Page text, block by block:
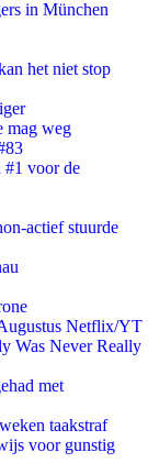
in München
het niet stop
mag weg
voor de
actief stuurde
Netflix/YT
Was Never Really
met
taakstraf
voor gunstig